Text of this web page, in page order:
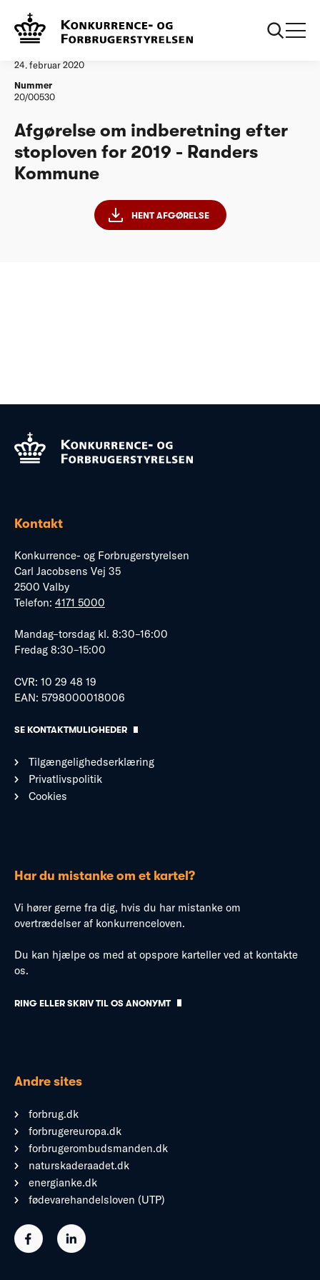
Vandtilsyn
24. februar 2020
Nummer
20/00530
Afgørelse om indberetning efter
stoploven for 2019 - Randers
Kommune
HENT AFGØRELSE
Kontakt
Konkurrence- og Forbrugerstyrelsen
Carl Jacobsens Vej 35
2500 Valby
Telefon: 4171 5000
Mandag–torsdag kl. 8:30–16:00
Fredag 8:30–15:00
CVR: 10 29 48 19
EAN: 5798000018006
SE KONTAKTMULIGHEDER
Tilgængelighedserklæring
Privatlivspolitik
Cookies
Har du mistanke om et kartel?
Vi hører gerne fra dig, hvis du har mistanke om
overtrædelser af konkurrenceloven.
Du kan hjælpe os med at opspore karteller ved at kontakte
os.
RING ELLER SKRIV TIL OS ANONYMT
Andre sites
forbrug.dk
forbrugereuropa.dk
forbrugerombudsmanden.dk
naturskaderaadet.dk
energianke.dk
fødevarehandelsloven (UTP)